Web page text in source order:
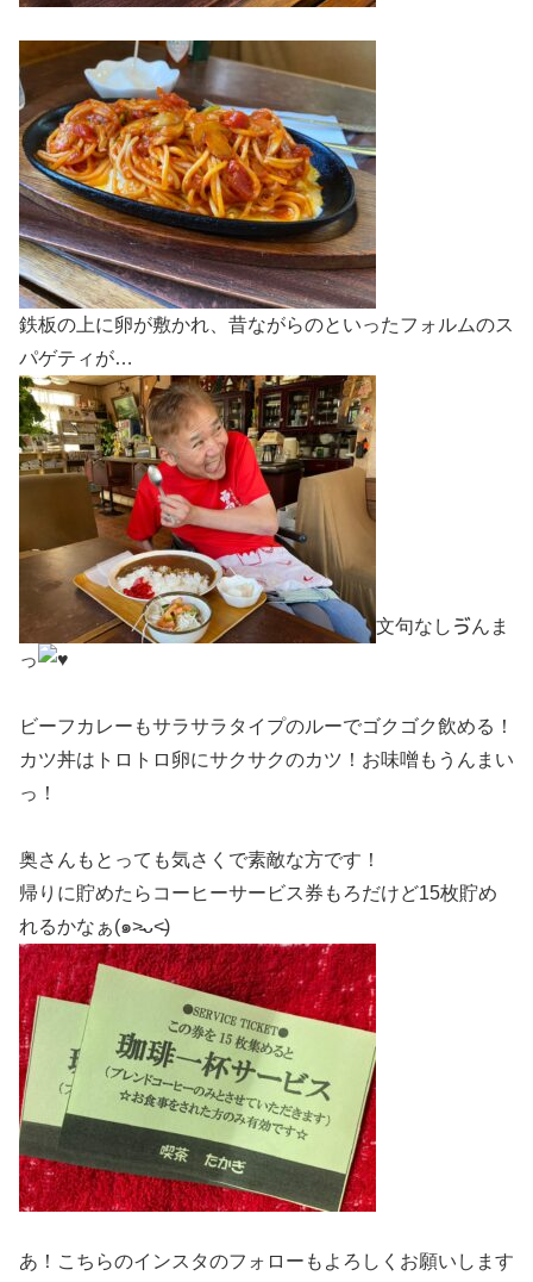
鉄板の上に卵が敷かれ、昔ながらのといったフォルムのス
パゲティが…
文句なしゔんま
っ
ビーフカレーもサラサラタイプのルーでゴクゴク飲める！
カツ丼はトロトロ卵にサクサクのカツ！お味噌もうんまい
っ！
奥さんもとっても気さくで素敵な方です！
帰りに貯めたらコーヒーサービス券もろだけど15枚貯め
れるかなぁ(๑˃̵ᴗ˂̵)
あ！こちらのインスタのフォローもよろしくお願いします